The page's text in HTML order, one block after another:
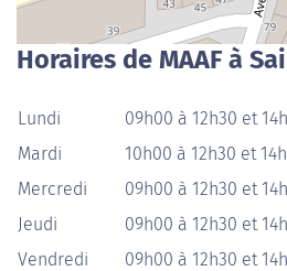
Horaires de MAAF à
Lundi
09h00 à 12h30 et
Mardi
10h00 à 12h30 et
Mercredi
09h00 à 12h30 et
Jeudi
09h00 à 12h30 et
Vendredi
09h00 à 12h30 et